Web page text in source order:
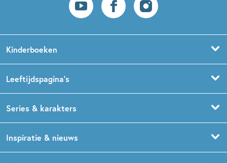
Kinderboeken
Prentenboeken
Babyboeken
Leeftijdspagina’s
Boekentips 1,5 - 3 jaar
Series & karakters
Dog Man
Inspiratie & nieuws